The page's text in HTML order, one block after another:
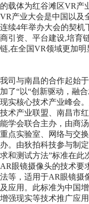
的载体为红谷滩区VR产
VR产业大会是中国以及
连续4年举办大会的契机
商引资、平台建设,培育
链,在全国VR领域更加明
我司与南昌的合作起始
加了“以“创新驱动，融
现实核心技术产业峰会
技术产业联盟、南昌市
能学会联合主办，由商
重点实验室、网络与交
办。由狄拍科技参与制
求和测试方法”标准在此
AR眼镜摄像头的技术要
法等，适用于AR眼镜摄
及应用。此标准为中国
增强现实等技术推广应